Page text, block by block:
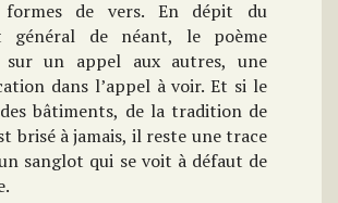
formes de vers. En dépit du
général de néant, le poème
sur un appel aux autres, une
dans l’appel à voir. Et si le
bâtiments, de la tradition de
brisé à jamais, il reste une trace
sanglot qui se voit à défaut de